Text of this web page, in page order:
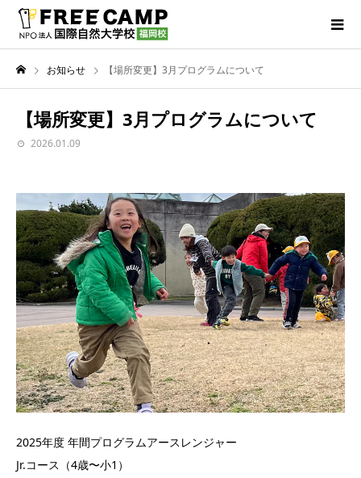
お知らせ 【場所変更】3月プログラムについて
【場所変更】3月プログラムについて
2026.01.09
2025年度 年間プログラムアースレンジャー
Jr.コース（4歳〜小1）